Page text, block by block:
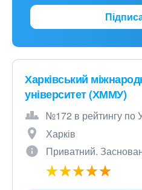
Харківський
університет (ХММУ)
№172 в рейтингу по
Харків
Приватний.